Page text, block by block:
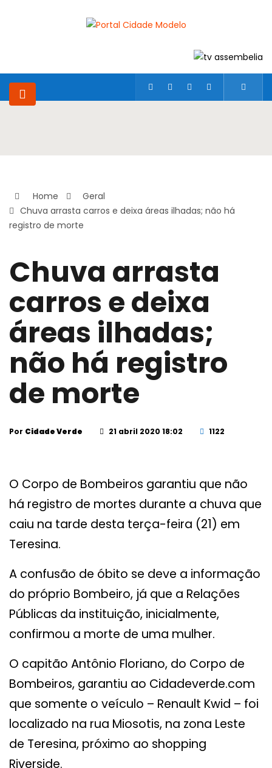
Home
Geral
Chuva arrasta carros e deixa áreas ilhadas; não há
registro de morte
Chuva arrasta
carros e deixa
áreas ilhadas;
não há registro
de morte
Por Cidade Verde 21 abril 2020 18:02 1122
O Corpo de Bombeiros garantiu que não
há registro de mortes durante a chuva que
caiu na tarde desta terça-feira (21) em
Teresina.
A confusão de óbito se deve a informação
do próprio Bombeiro, já que a Relações
Públicas da instituição, inicialmente,
confirmou a morte de uma mulher.
O capitão Antônio Floriano, do Corpo de
Bombeiros, garantiu ao Cidadeverde.com
que somente o veículo – Renault Kwid – foi
localizado na rua Miosotis, na zona Leste
de Teresina, próximo ao shopping
Riverside.